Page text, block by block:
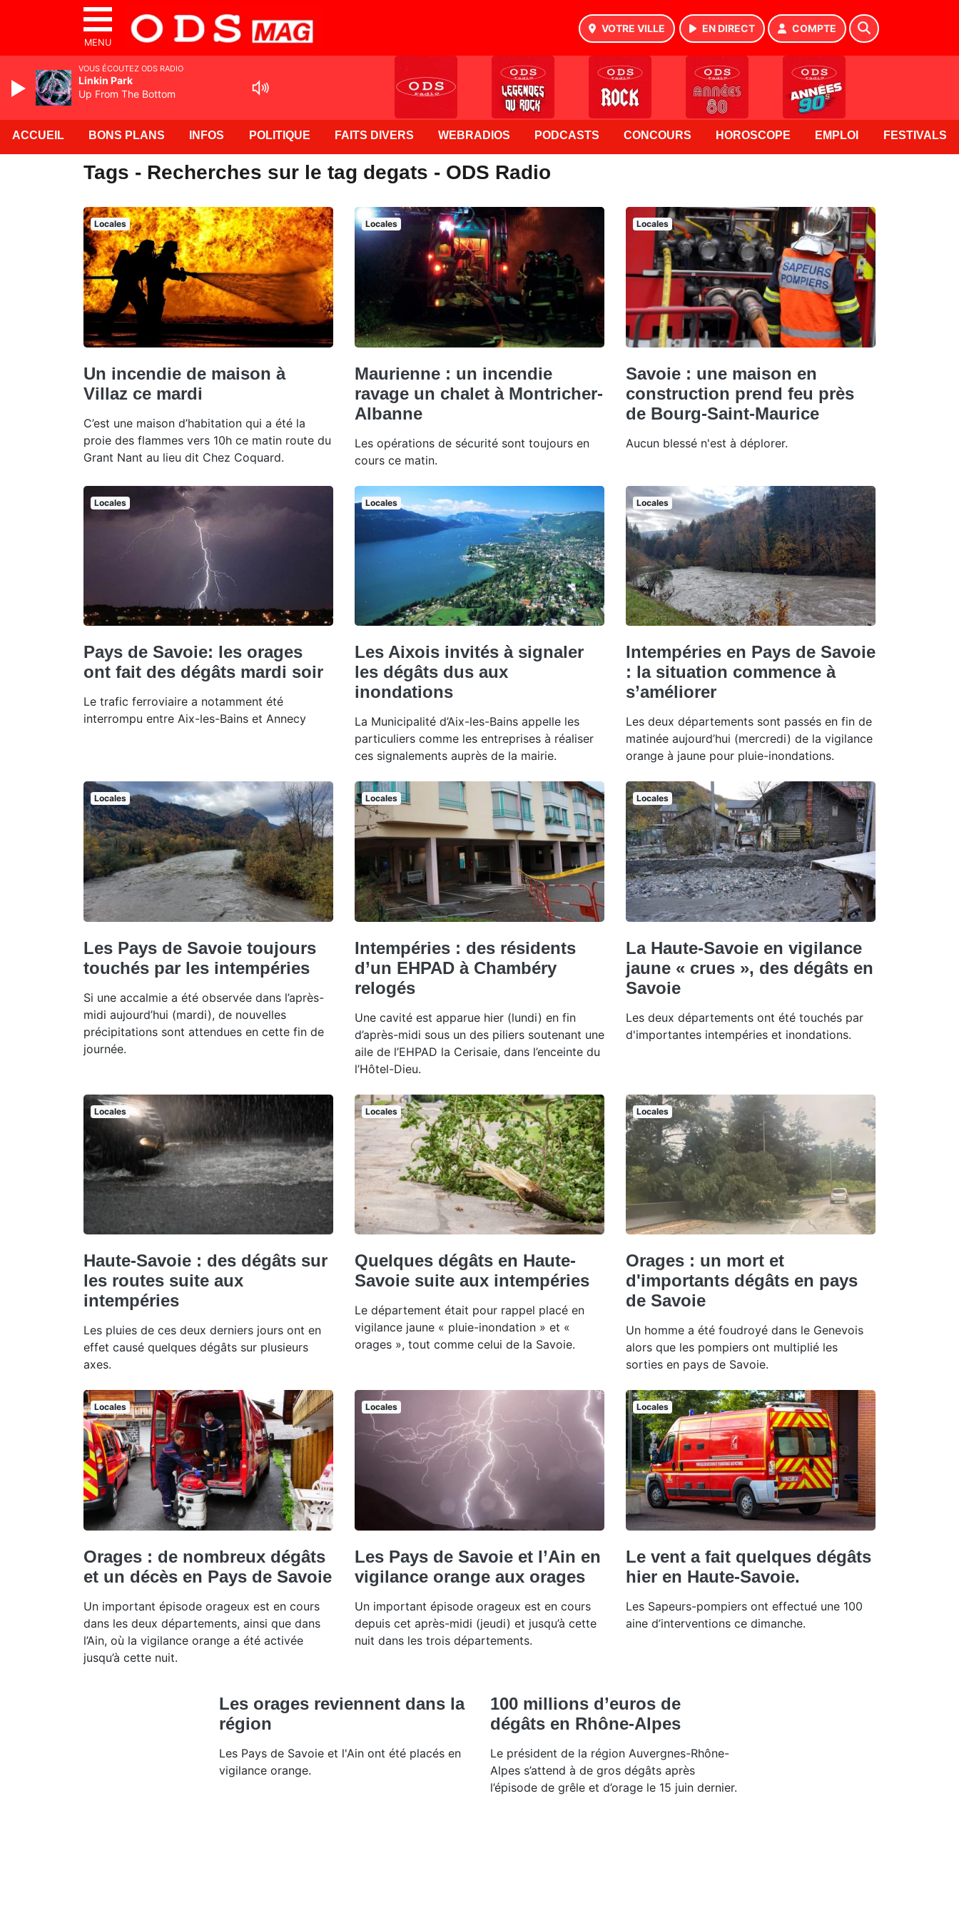
MENU
VOTRE VILLE EN DIRECT COMPTE
ACCUEIL BONS PLANS INFOS POLITIQUE FAITS DIVERS WEBRADIOS PODCASTS CONCOURS HOROSCOPE EMPLOI FESTIVALS
Tags - Recherches sur le tag degats - ODS Radio
Locales
Un incendie de maison à
Villaz ce mardi
C’est une maison d’habitation qui a été la
proie des flammes vers 10h ce matin route du
Grant Nant au lieu dit Chez Coquard.
Locales
Maurienne : un incendie
ravage un chalet à Montricher-
Albanne
Les opérations de sécurité sont toujours en
cours ce matin.
Locales
Savoie : une maison en
construction prend feu près
de Bourg-Saint-Maurice
Aucun blessé n'est à déplorer.
Locales
Pays de Savoie: les orages
ont fait des dégâts mardi soir
Le trafic ferroviaire a notamment été
interrompu entre Aix-les-Bains et Annecy
Locales
Les Aixois invités à signaler
les dégâts dus aux
inondations
La Municipalité d’Aix-les-Bains appelle les
particuliers comme les entreprises à réaliser
ces signalements auprès de la mairie.
Locales
Intempéries en Pays de Savoie
: la situation commence à
s’améliorer
Les deux départements sont passés en fin de
matinée aujourd’hui (mercredi) de la vigilance
orange à jaune pour pluie-inondations.
Locales
Les Pays de Savoie toujours
touchés par les intempéries
Si une accalmie a été observée dans l’après-
midi aujourd’hui (mardi), de nouvelles
précipitations sont attendues en cette fin de
journée.
Locales
Intempéries : des résidents
d’un EHPAD à Chambéry
relogés
Une cavité est apparue hier (lundi) en fin
d’après-midi sous un des piliers soutenant une
aile de l’EHPAD la Cerisaie, dans l’enceinte du
l’Hôtel-Dieu.
Locales
La Haute-Savoie en vigilance
jaune « crues », des dégâts en
Savoie
Les deux départements ont été touchés par
d'importantes intempéries et inondations.
Locales
Haute-Savoie : des dégâts sur
les routes suite aux
intempéries
Les pluies de ces deux derniers jours ont en
effet causé quelques dégâts sur plusieurs
axes.
Locales
Quelques dégâts en Haute-
Savoie suite aux intempéries
Le département était pour rappel placé en
vigilance jaune « pluie-inondation » et «
orages », tout comme celui de la Savoie.
Locales
Orages : un mort et
d'importants dégâts en pays
de Savoie
Un homme a été foudroyé dans le Genevois
alors que les pompiers ont multiplié les
sorties en pays de Savoie.
Locales
Orages : de nombreux dégâts
et un décès en Pays de Savoie
Un important épisode orageux est en cours
dans les deux départements, ainsi que dans
l’Ain, où la vigilance orange a été activée
jusqu’à cette nuit.
Locales
Les Pays de Savoie et l’Ain en
vigilance orange aux orages
Un important épisode orageux est en cours
depuis cet après-midi (jeudi) et jusqu’à cette
nuit dans les trois départements.
Locales
Le vent a fait quelques dégâts
hier en Haute-Savoie.
Les Sapeurs-pompiers ont effectué une 100
aine d’interventions ce dimanche.
Les orages reviennent dans la
région
Les Pays de Savoie et l'Ain ont été placés en
vigilance orange.
100 millions d’euros de
dégâts en Rhône-Alpes
Le président de la région Auvergnes-Rhône-
Alpes s’attend à de gros dégâts après
l’épisode de grêle et d’orage le 15 juin dernier.
VOUS ÉCOUTEZ ODS RADIO
Linkin Park
Up From The Bottom